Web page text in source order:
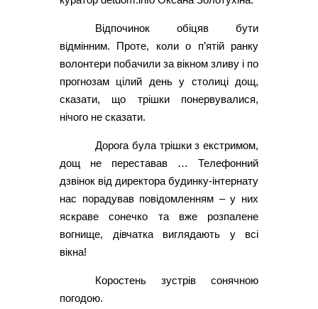
Відпочинок обіцяв бути
відмінним. Проте, коли о п’ятій ранку
волонтери побачили за вікном зливу і по
прогнозам цілий день у столиці дощ,
сказати, що трішки понервувалися,
нічого не сказати.
Дорога була трішки з екстримом,
дощ не переставав … Телефонний
дзвінок від директора будинку-інтернату
нас порадував повідомленням – у них
яскраве сонечко та вже розпалене
вогнище, дівчатка виглядають у всі
вікна!
Коростень зустрів сонячною
погодою.